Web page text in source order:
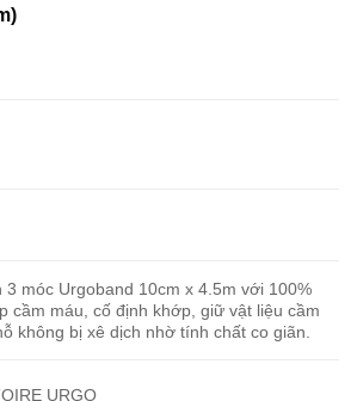
3 móc Urgoband 10cm x 4.5m với 100%
cầm máu, cố định khớp, giữ vật liệu cầm
không bị xê dịch nhờ tính chất co giãn.
URGO